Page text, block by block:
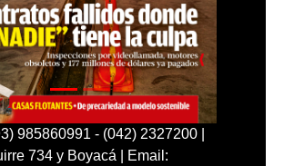
985860991 - (042) 2327200 |
734 y Boyacá | Email: